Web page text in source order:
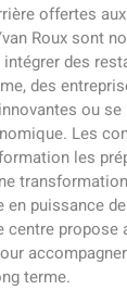
offertes
Roux sont
des
des
ou se
Les
les
puissance
centre propose
terme.